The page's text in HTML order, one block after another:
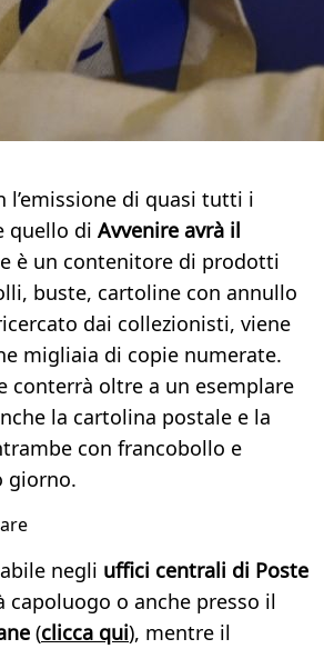
l’emissione di quasi tutti i
quello di Avvenire avrà il
è un contenitore di prodotti
buste, cartoline con annullo
dai collezionisti, viene
migliaia di copie numerate.
conterrà oltre a un esemplare
la cartolina postale e la
con francobollo e
giorno.
negli uffici centrali di Poste
capoluogo o anche presso il
(clicca qui), mentre il